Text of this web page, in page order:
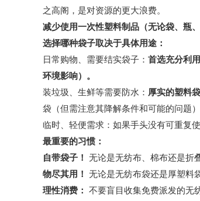
之高阁，是对资源的更大浪费。
减少使用一次性塑料制品（无论袋、瓶
选择哪种袋子取决于具体用途：
日常购物、需要结实袋子： 首选充分利
环境影响）。
装垃圾、生鲜等需要防水： 厚实的塑料
袋（但需注意其降解条件和可能的问题）
临时、轻便需求：如果手头没有可重复
最重要的习惯：
自带袋子！ 无论是无纺布、棉布还是折
物尽其用！ 无论是无纺布袋还是厚塑料
理性消费： 不要盲目收集免费派发的无